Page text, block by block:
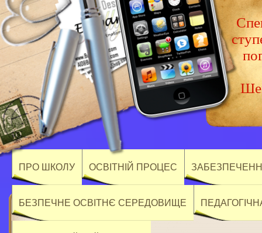
ПРО ШКОЛУ ОСВІТНІЙ ПРОЦЕС
БЕЗПЕЧНЕ ОСВІТНЄ СЕРЕДОВИЩЕ